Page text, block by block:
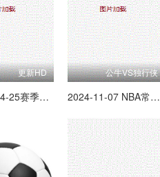
更新HD
9月25日 24-25赛季英联杯第3轮 曼城VS沃特福德
公牛VS独行侠
2024-11-07 NBA常规赛 公牛VS独行侠